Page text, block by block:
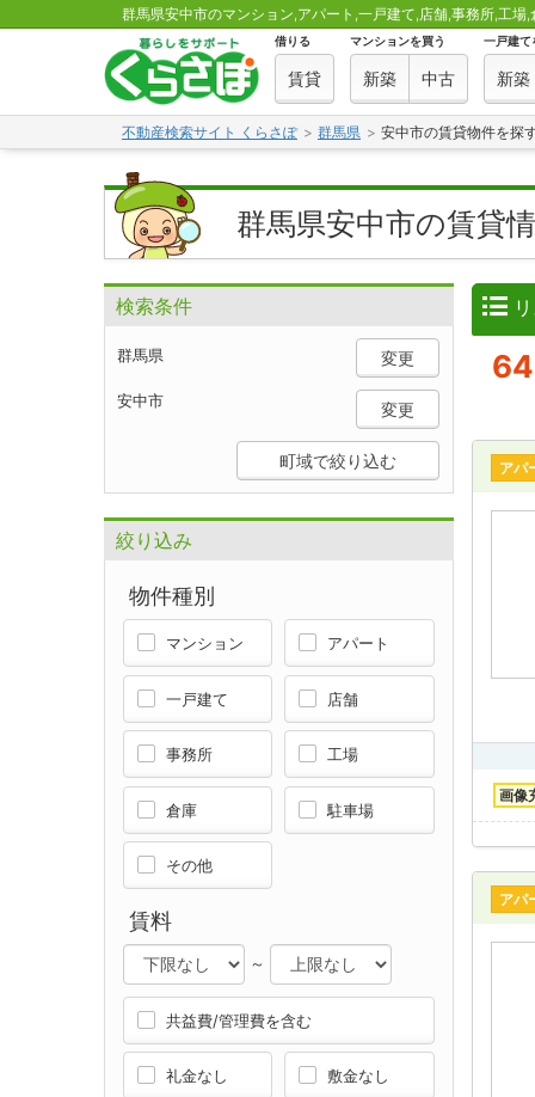
群馬県安中市のマンション,アパート,一戸建て,店舗,事務所,工
借りる
賃貸
マンションを買う
新築 中古
一戸建て
新築
不動産検索サイト くらさぽ 群馬県 安中市の賃貸物件を探
群馬県安中市の賃貸
リ
64
アパ
画像
アパ
検索条件
群馬県 変更
安中市 変更
町域で絞り込む
絞り込み
物件種別
マンション アパート
一戸建て 店舗
事務所 工場
倉庫 駐車場
その他
賃料
～
共益費/管理費を含む
礼金なし 敷金なし